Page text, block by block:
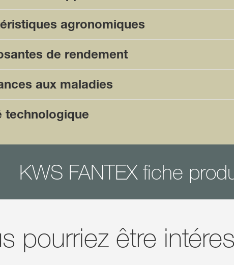
agronomiques
de rendement
aux maladies
technologique
KWS FANTEX fiche
pourriez être